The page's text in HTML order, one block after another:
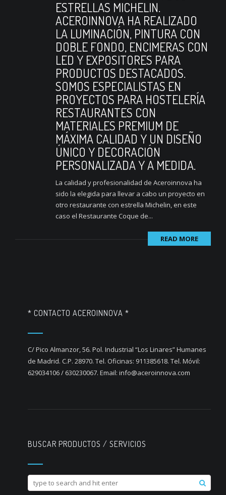
ESTRELLAS MICHELIN.
ACEROINNOVA HA REALIZADO
LA LUMINACIÓN, PINTURA CON
DOBLE FONDO, ENCIMERAS CON
LED Y EXPOSITORES PARA
PRODUCTOS DESTACADOS.
SOMOS ESPECIALISTAS EN
PROYECTOS PARA HOSTELERÍA
RESTAURANTES CON
MATERIALES PREMIUM DE
MÁXIMA CALIDAD Y UN DISEÑO
ÚNICO Y DECORACIÓN
PERSONALIZADA Y A MEDIDA.
La calidad y profesionalidad de Aceroinnova ha
sido la elegida para llevar a cabo un proyecto en
otro restaurante con estrella Michelin, en este
caso el Restaurante Coque de...
READ MORE
* CONTACTO ACEROINNOVA *
C/ Pico Almanzor, 56. Pol. Industrial “Los Linares” Humanes
de Madrid. C.P. 28970. Tel. Oficinas: 911385618. Tel. Móvil:
629034106 / 630230067. Email: info@aceroinnova.com
BUSCAR PRODUCTOS / SERVICIOS